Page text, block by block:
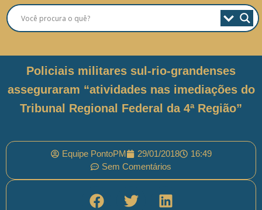
Policiais militares sul-rio-grandenses
asseguraram “atividades nas imediações do
Tribunal Regional Federal da 4ª Região”
Equipe PontoPM 29/01/2018
16:49
Sem Comentários